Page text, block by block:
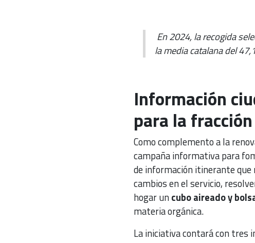
En 2024, la recogida
la media catalana del
Información
para la
Como complemento a la
campaña informativa para
de información itinerante que
cambios en el servicio,
hogar uncubo aireado y
materia orgánica.
La iniciativa contará con tres